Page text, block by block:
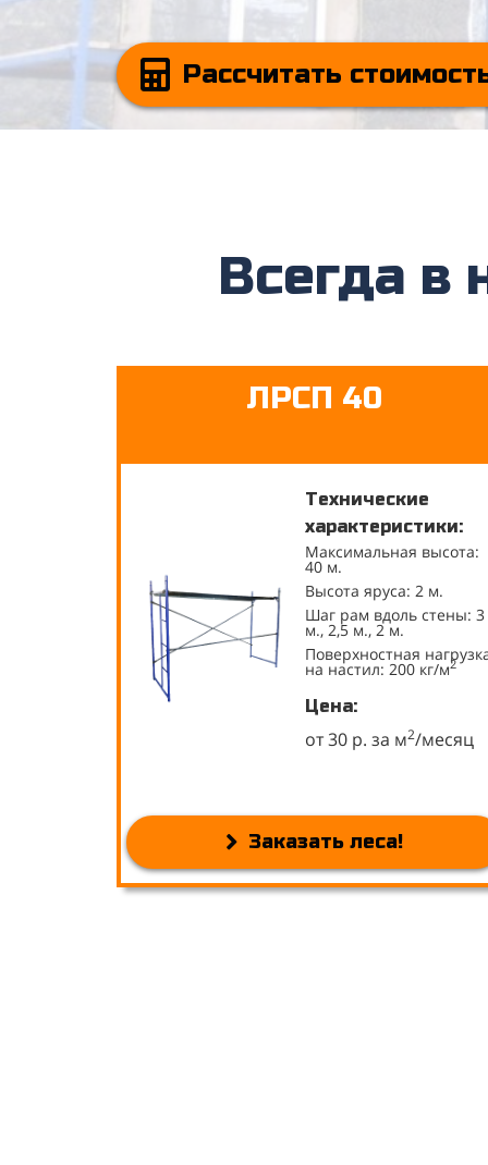
Рассчитать
Всегда в
ЛРСП 40
Технические
характеристики:
Максимальная высота:
40 м.
Высота яруса: 2 м.
Шаг рам вдоль стены: 3
м., 2,5 м., 2 м.
Поверхностная
на настил: 200 кг/м2
Цена:
от 30 р. за м2/месяц
Заказать леса!